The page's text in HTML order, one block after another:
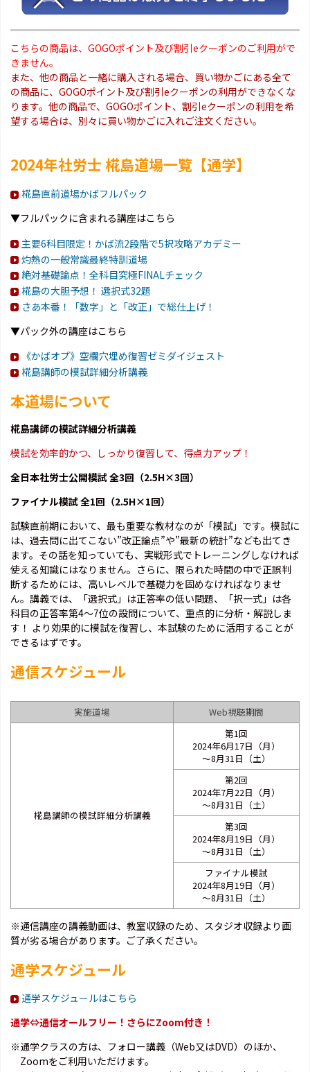
こちらの商品は、GOGOポイント及び割引eクーポンのご利用がで
きません。
また、他の商品と一緒に購入される場合、買い物かごにある全て
の商品に、GOGOポイント及び割引eクーポンの利用ができなくな
ります。他の商品で、GOGOポイント、割引eクーポンの利用を希
望する場合は、別々に買い物かごに入れご注文ください。
2024年社労士 椛島道場一覧【通学】
椛島直前道場かばフルパック
▼フルパックに含まれる講座はこちら
主要6科目限定！かば流2段階で5択攻略アカデミー
灼熱の一般常識最終特訓道場
絶対基礎論点！全科目究極FINALチェック
椛島の大胆予想！ 選択式32題
さあ本番！「数字」と「改正」で総仕上げ！
▼パック外の講座はこちら
《かばオプ》空欄穴埋め復習ゼミダイジェスト
椛島講師の模試詳細分析講義
本道場について
椛島講師の模試詳細分析講義
模試を効率的かつ、しっかり復習して、得点力アップ！
全日本社労士公開模試 全3回（2.5H×3回）
ファイナル模試 全1回（2.5H×1回）
試験直前期において、最も重要な教材なのが「模試」です。模試に
は、過去問に出てこない”改正論点”や”最新の統計”なども出てき
ます。その話を知っていても、実戦形式でトレーニングしなければ
使える知識にはなりません。さらに、限られた時間の中で正誤判
断するためには、高いレベルで基礎力を固めなければなりませ
ん。講義では、「選択式」は正答率の低い問題、「択一式」は各
科目の正答率第4～7位の設問について、重点的に分析・解説しま
す！ より効果的に模試を復習し、本試験のために活用することが
できるはずです。
通信スケジュール
実施道場 Web視聴期間
椛島講師の模試詳細分析講義
第1回
2024年6月17日（月）
～8月31日（土）
第2回
2024年7月22日（月）
～8月31日（土）
第3回
2024年8月19日（月）
～8月31日（土）
ファイナル模試
2024年8月19日（月）
～8月31日（土）
※通信講座の講義動画は、教室収録のため、スタジオ収録より画
質が劣る場合があります。ご了承ください。
通学スケジュール
通学スケジュールはこちら
通学⇔通信オールフリー！さらにZoom付き！
※通学クラスの方は、フォロー講義（Web又はDVD）のほか、
Zoomをご利用いただけます。